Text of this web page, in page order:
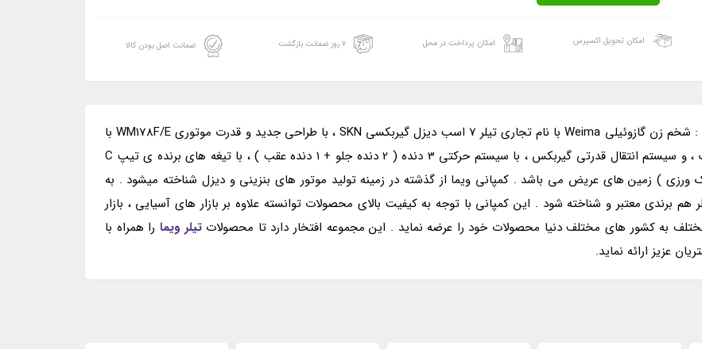
امکان تحویل اکسپرس امکان پرداخت در محل ۷ روز ضمانت بازگشت ضمانت اصل بودن کالا
: شخم زن گازوئیلی Weima با نام تجاری تیلر 7 اسب دیزل گیربکسی SKN ، با طراحی جدید و قدرت موتوری WM178F/E با
سوخت دیزلی و سیستم عملکردی تک سیلندر هوا خنک ، و سیستم انتقال قدرتی گیربکس ، با سیستم حرکتی 3 دنده ( 2 دنده جلو + 1 دنده عقب ) ، با تیغه های برنده ی تیپ C
) زمین های عریض می باشد . کمپانی ویما از گذشته در زمینه تولید موتور های بنزینی و دیزل شناخته میشود . به
معتبر و شناخته شود . این کمپانی با توجه به کیفیت بالای محصولات توانسته علاوه بر بازار های آسیایی ، بازار
به کشور های مختلف دنیا محصولات خود را عرضه نماید . این مجموعه افتخار دارد تا محصولاتتیلر ویما را همراه با
عزیز ارائه نماید.